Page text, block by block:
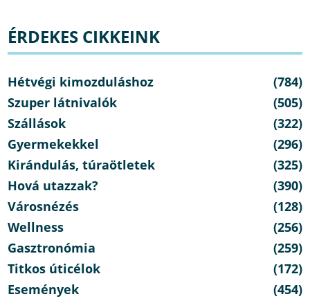
ÉRDEKES CIKKEINK
Hétvégi kimozduláshoz
(784)
Szuper látnivalók
(505)
Szállások
(322)
Gyermekekkel
(296)
Kirándulás, túraötletek
(325)
Hová utazzak?
(390)
Városnézés
(128)
Wellness
(256)
Gasztronómia
(259)
Titkos úticélok
(172)
Események
(454)